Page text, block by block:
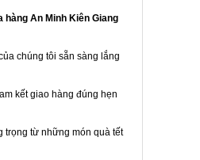
hàng An Minh Kiên Giang
chúng tôi sẵn sàng lắng
kết giao hàng đúng hẹn
trọng từ những món quà tết